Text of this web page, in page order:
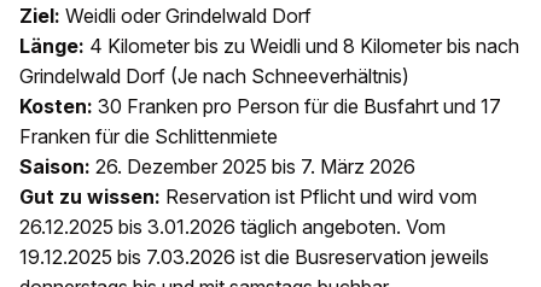
Ziel: Weidli oder Grindelwald Dorf
Länge: 4 Kilometer bis zu Weidli und 8 Kilometer bis nach
Grindelwald Dorf (Je nach Schneeverhältnis)
Kosten: 30 Franken pro Person für die Busfahrt und 17
Franken für die Schlittenmiete
Saison: 26. Dezember 2025 bis 7. März 2026
Gut zu wissen: Reservation ist Pflicht und wird vom
26.12.2025 bis 3.01.2026 täglich angeboten. Vom
19.12.2025 bis 7.03.2026 ist die Busreservation jeweils